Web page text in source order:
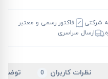
فاکتور رسمی و معتبر
ارسال سراسری
نظرات کاربران 0